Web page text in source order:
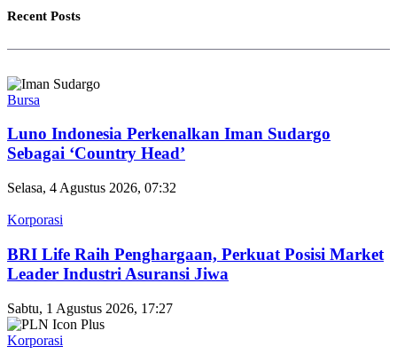
Recent Posts
Bursa
Luno Indonesia Perkenalkan Iman Sudargo
Sebagai ‘Country Head’
Selasa, 4 Agustus 2026, 07:32
Korporasi
BRI Life Raih Penghargaan, Perkuat Posisi Market
Leader Industri Asuransi Jiwa
Sabtu, 1 Agustus 2026, 17:27
Korporasi